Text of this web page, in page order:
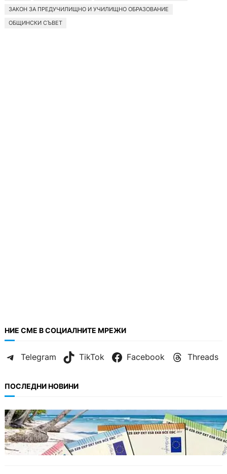
ЗАКОН ЗА ПРЕДУЧИЛИЩНО И УЧИЛИЩНО ОБРАЗОВАНИЕ
ОБЩИНСКИ СЪВЕТ
НИЕ СМЕ В СОЦИАЛНИТЕ МРЕЖИ
Telegram TikTok Facebook Threads
ПОСЛЕДНИ НОВИНИ
ИКОНОМИКА
Край на цените в две валути: От 9 август
етикетите ще са само в евро.